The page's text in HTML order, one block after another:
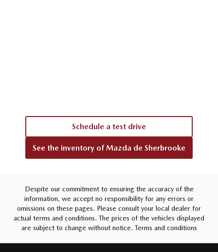
Schedule a test drive
See the inventory of Mazda de Sherbrooke
Despite our commitment to ensuring the accuracy of the
information, we accept no responsibility for any errors or
omissions on these pages. Please consult your local dealer for
actual terms and conditions. The prices of the vehicles displayed
are subject to change without notice. Terms and conditions